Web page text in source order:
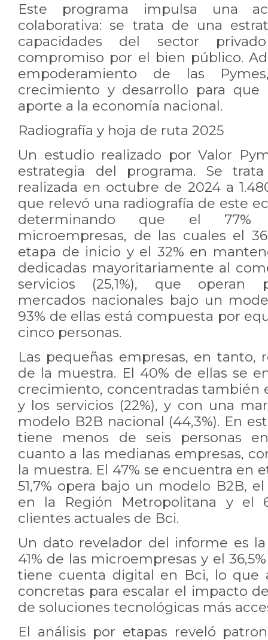
Este programa impulsa una
colaborativa: se trata de una
capacidades del sector
compromiso por el bien público.
empoderamiento de las
crecimiento y desarrollo para
aporte a la economía nacional.
Radiografía y hoja de ruta 2025
Un estudio realizado por Valor
estrategia del programa. Se
realizada en octubre de 2024 a
que relevó una radiografía de este
determinando que el 77%
microempresas, de las cuales el
etapa de inicio y el 32% en
dedicadas mayoritariamente al
servicios (25,1%), que operan
mercados nacionales bajo un
93% de ellas está compuesta por
cinco personas.
Las pequeñas empresas, en tanto,
de la muestra. El 40% de ellas se
crecimiento, concentradas también
y los servicios (22%), y con una
modelo B2B nacional (44,3%). En
tiene menos de seis personas
cuanto a las medianas empresas,
la muestra. El 47% se encuentra en
51,7% opera bajo un modelo B2B,
en la Región Metropolitana y el
clientes actuales de Bci.
Un dato revelador del informe es
41% de las microempresas y el
tiene cuenta digital en Bci, lo que
concretas para escalar el impacto
de soluciones tecnológicas más
El análisis por etapas reveló